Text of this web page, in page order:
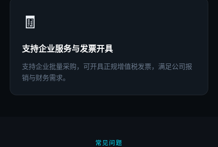
🧾
支持企业服务与发票开具
支持企业批量采购，可开具正规增值税发票，满足公司报
销与财务需求。
常见问题